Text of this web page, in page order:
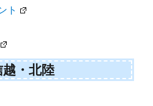
ト
越・北陸